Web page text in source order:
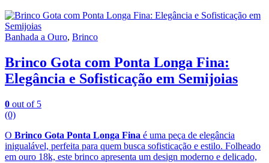
Banhada a Ouro, Brinco
Brinco Gota com Ponta Longa Fina:
Elegância e Sofisticação em Semijoias
0 out of 5
(0)
O Brinco Gota Ponta Longa Fina é uma peça de elegância
inigualável, perfeita para quem busca sofisticação e estilo. Folheado
em ouro 18k, este brinco apresenta um design moderno e delicado,